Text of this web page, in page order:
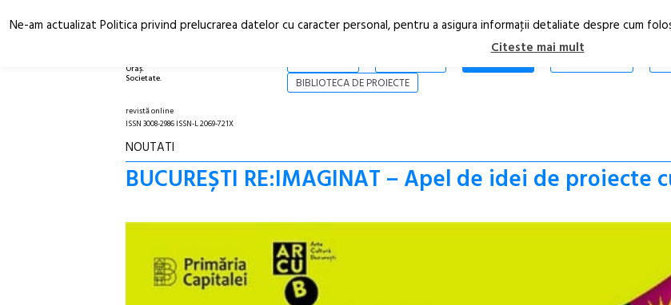
Oraș.
Societate.
STIRI
BIBLIOTECA DE PROIECTE
revistă online
ISSN 3008-2986 ISSN-L 2069-721X
NOUTATI
BUCUREȘTI RE:IMAGINAT – Apel de idei de proiecte
Ne-am actualizat Politica privind prelucrarea datelor cu caracter personal, pentru a asigura informaţii detaliate despre cum
Citeste mai mult